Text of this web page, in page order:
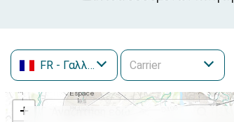
FR - Γαλλία
+